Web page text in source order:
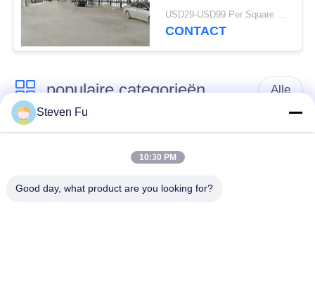
Mezzanine de Bouw
van de
USD29-USD99 Per Square Meter MOQ:500 vierkante meter
CONTACT
populaire categorieën Alle
stalen structuur
De Workshop van de
staalstructuur
de bouw van de
De vervaardiging van
Steven Fu
10:30 PM
Good day, what product are you looking for?